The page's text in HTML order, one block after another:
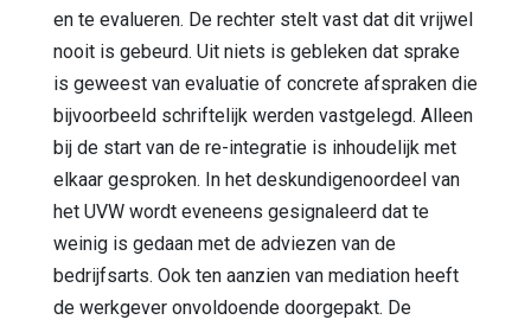
en te evalueren. De rechter stelt vast dat dit vrijwel
nooit is gebeurd. Uit niets is gebleken dat sprake
is geweest van evaluatie of concrete afspraken die
bijvoorbeeld schriftelijk werden vastgelegd. Alleen
bij de start van de re-integratie is inhoudelijk met
elkaar gesproken. In het deskundigenoordeel van
het UVW wordt eveneens gesignaleerd dat te
weinig is gedaan met de adviezen van de
bedrijfsarts. Ook ten aanzien van mediation heeft
de werkgever onvoldoende doorgepakt. De